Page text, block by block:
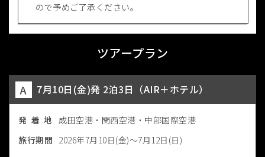
ので予めご了承ください。
ツアープラン
A 7月10日(金)発 2泊3日（AIR＋ホテル）
発 着 地
成田空港・関西空港・中部国際空港
旅行期間 2026年7月10日(金)～7月12日(日)